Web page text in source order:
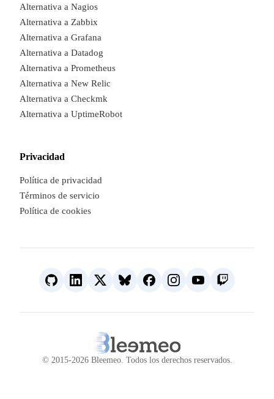
Alternativa a Nagios
Alternativa a Zabbix
Alternativa a Grafana
Alternativa a Datadog
Alternativa a Prometheus
Alternativa a New Relic
Alternativa a Checkmk
Alternativa a UptimeRobot
Privacidad
Política de privacidad
Términos de servicio
Política de cookies
© 2015-2026 Bleemeo. Todos los derechos reservados.